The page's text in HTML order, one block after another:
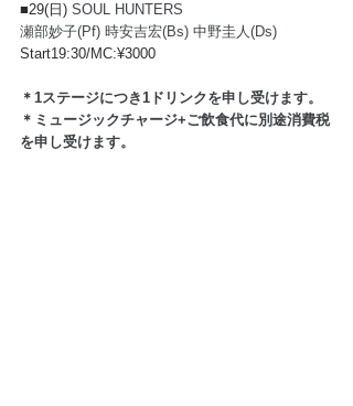
■29(日) SOUL HUNTERS
瀬部妙子(Pf) 時安吉宏(Bs) 中野圭人(Ds)
Start19:30/MC:¥3000
＊1ステージにつき1ドリンクを申し受けます。
＊ミュージックチャージ+ご飲食代に別途消費税
を申し受けます。